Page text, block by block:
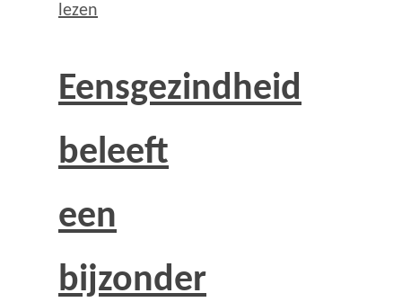
lezen
Eensgezindheid
beleeft
een
bijzonder